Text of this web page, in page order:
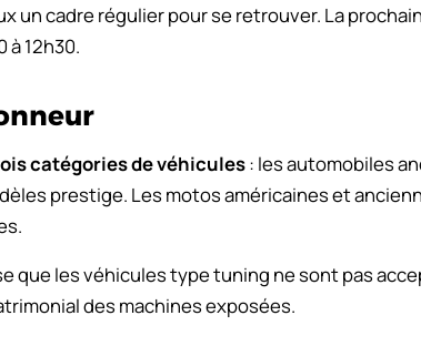
un cadre régulier pour se retrouver. La
à 12h30.
catégories de véhicules: les automobiles
prestige. Les motos américaines et
que les véhicules type tuning ne sont pas
des machines exposées.